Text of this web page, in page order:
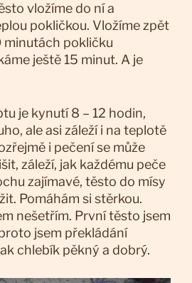
vložíme do ní a
pokličkou. Vložíme zpět
pokličku
ještě 15 minut. A je
je kynutí 8 – 12 hodin,
ale asi záleží i na teplotě
i pečení se může
záleží, jak každému peče
zajímavé, těsto do mísy
Pomáhám si stěrkou.
nešetřím. První těsto jsem
jsem překládání
chlebík pěkný a dobrý.